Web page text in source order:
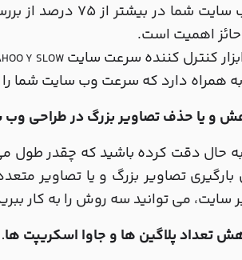
اگر وب سایت
حائز اهمیت است.
کنترل کننده سرعت سایت Y SLOW
به همراه دارد که سرعت وب سایت شما را
به حال دقت کرده باشید که چقدر
بارگیری تصاویر بزرگ و یا
سایت، می توانید سه روش را به کار
.